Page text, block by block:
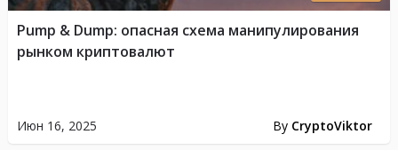
Июн 16, 2025 By CryptoViktor
Pump & Dump: опасная схема манипулирования
рынком криптовалют